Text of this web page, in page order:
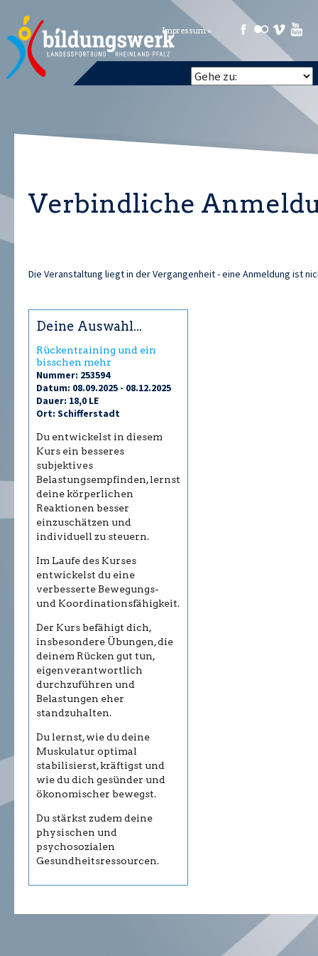
Impressum »
Verbindliche
Die Veranstaltung liegt in der Vergangenheit - eine Anmeldung ist
Deine Auswahl...
Rückentraining und ein
bisschen mehr
Nummer: 253594
Datum: 08.09.2025 - 08.12.2025
Dauer: 18,0 LE
Ort: Schifferstadt
Du entwickelst in diesem
Kurs ein besseres
subjektives
Belastungsempfinden, lernst
deine körperlichen
Reaktionen besser
einzuschätzen und
individuell zu steuern.
Im Laufe des Kurses
entwickelst du eine
verbesserte Bewegungs-
und Koordinationsfähigkeit.
Der Kurs befähigt dich,
insbesondere Übungen, die
deinem Rücken gut tun,
eigenverantwortlich
durchzuführen und
Belastungen eher
standzuhalten.
Du lernst, wie du deine
Muskulatur optimal
stabilisierst, kräftigst und
wie du dich gesünder und
ökonomischer bewegst.
Du stärkst zudem deine
physischen und
psychosozialen
Gesundheitsressourcen.